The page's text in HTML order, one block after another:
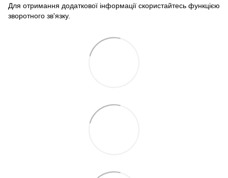
Для отримання додаткової інформації скористайтесь функцією
зворотного зв'язку.